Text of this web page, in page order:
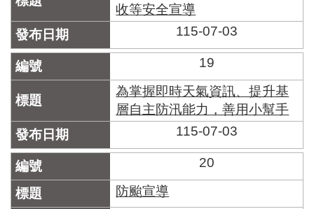
收等安全宣導
115-07-03
19
為掌握即時天氣資訊、提升基
層自主防汛能力，善用小幫手
115-07-03
20
防颱宣導